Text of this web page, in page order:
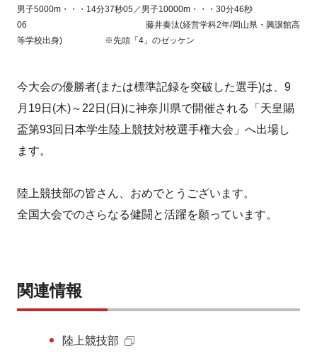
男子5000m・・・14分37秒05／男子10000m・・・30分46秒
06 藤井奏汰(経営学科2年/岡山県・興譲館高
等学校出身) ※先頭「4」のゼッケン
今大会の優勝者(または標準記録を突破した選手)は、9
月19日(木)～22日(日)に神奈川県で開催される「天皇賜
盃第93回日本学生陸上競技対校選手権大会」へ出場し
ます。
陸上競技部の皆さん、おめでとうございます。
全国大会でのさらなる健闘と活躍を願っています。
関連情報
陸上競技部